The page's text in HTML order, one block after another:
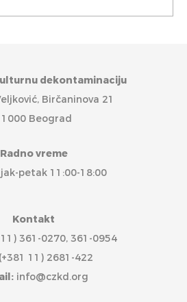
dekontaminaciju
Birčaninova 21
Beograd
Radno vreme
petak 11:00-18:00
Kontakt
361-0270, 361-0954
11) 2681-422
info@czkd.org